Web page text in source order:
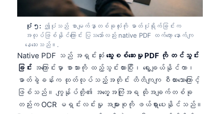
ပုံ ၅: ဤပုံသည် စာမျက်နှာတစ်ခုလုံးကို ဓာတ်ပုံရိုက်ခြင်းက
အလုပ်ဖြစ်နိုင်ကြောင်း ပြသသော်လည်း native PDF ထက်တော့ နောက်ကျ
နေသေးသည်။.
Native PDF သည် အရှင်းဆုံး သွေးစစ်ဆေးမှု PDF ကို တင်သွင်း
ခြင်း အကြောင်းမှာ စာသားကို ထည့်သွင်းထားပြီး၊ ရွေးချယ်နိုင်ကာ၊
ဓာတ်ခွဲခန်းက ထုတ်လုပ်သည့်အတိုင်း တိတိကျကျ စီထားသောကြောင့်
ဖြစ်သည်။ ကျွန်ုပ်တို့၏ အတွေ့အကြုံအရ ထိုအချက်တစ်ခု
တည်းက OCR မရှင်းလင်းမှု အများစုကို ဖယ်ရှားပေးနိုင်သည်။
Slovenčina
كوردی‎
پښتو
سنڌي
සිංහල
অসমীয়া